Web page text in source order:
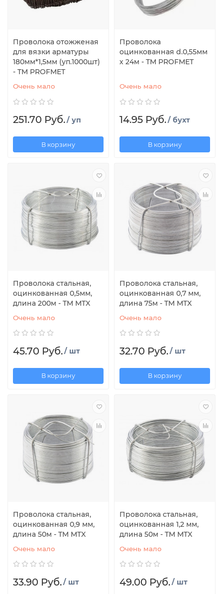
Проволока отожженая
для вязки арматуры
180мм*1,5мм (уп.1000шт)
- TM PROFMET
Очень мало
251.70 Руб./ уп
В корзину
Проволока
оцинкованная d.0,55мм
х 24м - ТМ PROFMET
Очень мало
14.95 Руб./ бухт
В корзину
Проволока стальная,
оцинкованная 0,5мм,
длина 200м - TM MTX
Очень мало
45.70 Руб./ шт
В корзину
Проволока стальная,
оцинкованная 0,7 мм,
длина 75м - TM MTX
Очень мало
32.70 Руб./ шт
В корзину
Проволока стальная,
оцинкованная 0,9 мм,
длина 50м - TM MTX
Очень мало
33.90 Руб./ шт
Проволока стальная,
оцинкованная 1,2 мм,
длина 50м - TM MTX
Очень мало
49.00 Руб./ шт